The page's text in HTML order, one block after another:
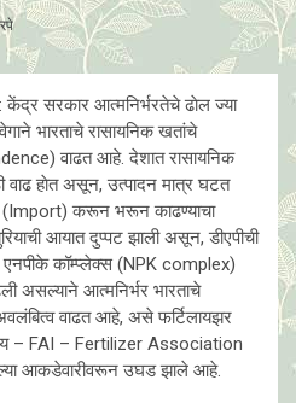
सरकार आत्मनिर्भरतेचे ढाेल ज्या
भारताचे रासायनिक खतांचे
वाढत आहे. देशात रासायनिक
वाढ हाेत असून, उत्पादन मात्र घटत
(Import) करून भरून काढण्याचा
आयात दुप्पट झाली असून, डीएपीची
कॉम्प्लेक्स (NPK complex)
असल्याने आत्मनिर्भर भारताचे
वाढत आहे, असे फर्टिलायझर
– FAI – Fertilizer Association
आकडेवारीवरून उघड झाले आहे.